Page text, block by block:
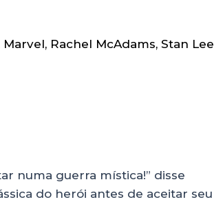
Marvel, Rachel McAdams, Stan Lee
numa guerra mística!” disse
do herói antes de aceitar seu